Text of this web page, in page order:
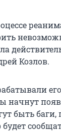
Козлов.
начнут
быть баги,